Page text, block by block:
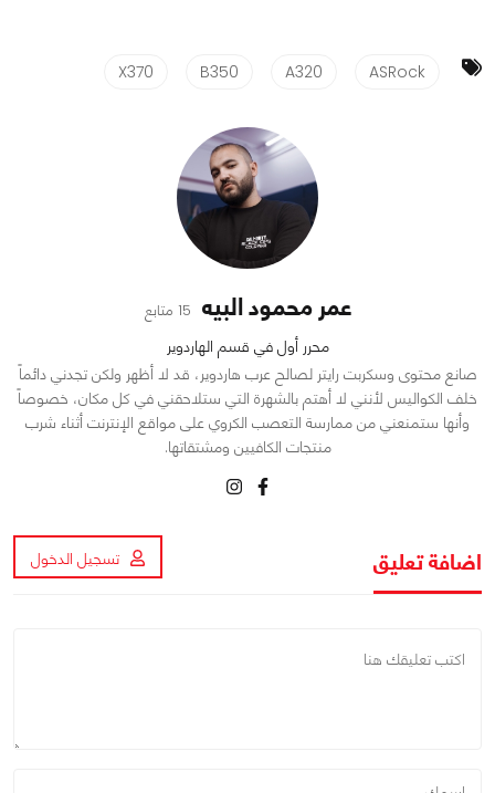
ASRock
A320
B350
X370
عمر محمود البيه 15 متابع
محرر أول في قسم الهاردوير
صانع محتوى وسكربت رايتر لصالح عرب هاردوير، قد لا أظهر ولكن تجدني دائماً
خلف الكواليس لأنني لا أهتم بالشهرة التي ستلاحقني في كل مكان، خصوصاً
وأنها ستمنعني من ممارسة التعصب الكروي على مواقع الإنترنت أثناء شرب
منتجات الكافيين ومشتقاتها.
اضافة تعليق تسجيل الدخول